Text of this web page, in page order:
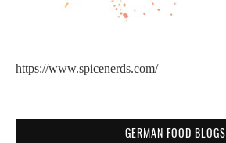
https://www.spicenerds.com/
GERMAN FOOD BLOGS